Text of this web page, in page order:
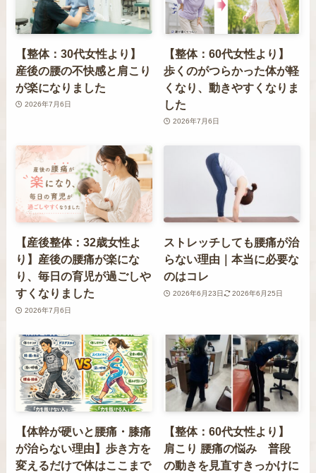
【整体：30代女性より】
産後の腰の不快感と肩こり
が楽になりました
2026年7月6日
【整体：60代女性より】
歩くのがつらかった体が軽
くなり、動きやすくなりま
した
2026年7月6日
【産後整体：32歳女性よ
り】産後の腰痛が楽にな
り、毎日の育児が過ごしや
すくなりました
2026年7月6日
ストレッチしても腰痛が治
らない理由｜本当に必要な
のはコレ
2026年6月23日 2026年6月25日
【体幹が硬いと腰痛・膝痛
が治らない理由】歩き方を
変えるだけで体はここまで
【整体：60代女性より】
肩こり 腰痛の悩み 普段
の動きを見直すきっかけに